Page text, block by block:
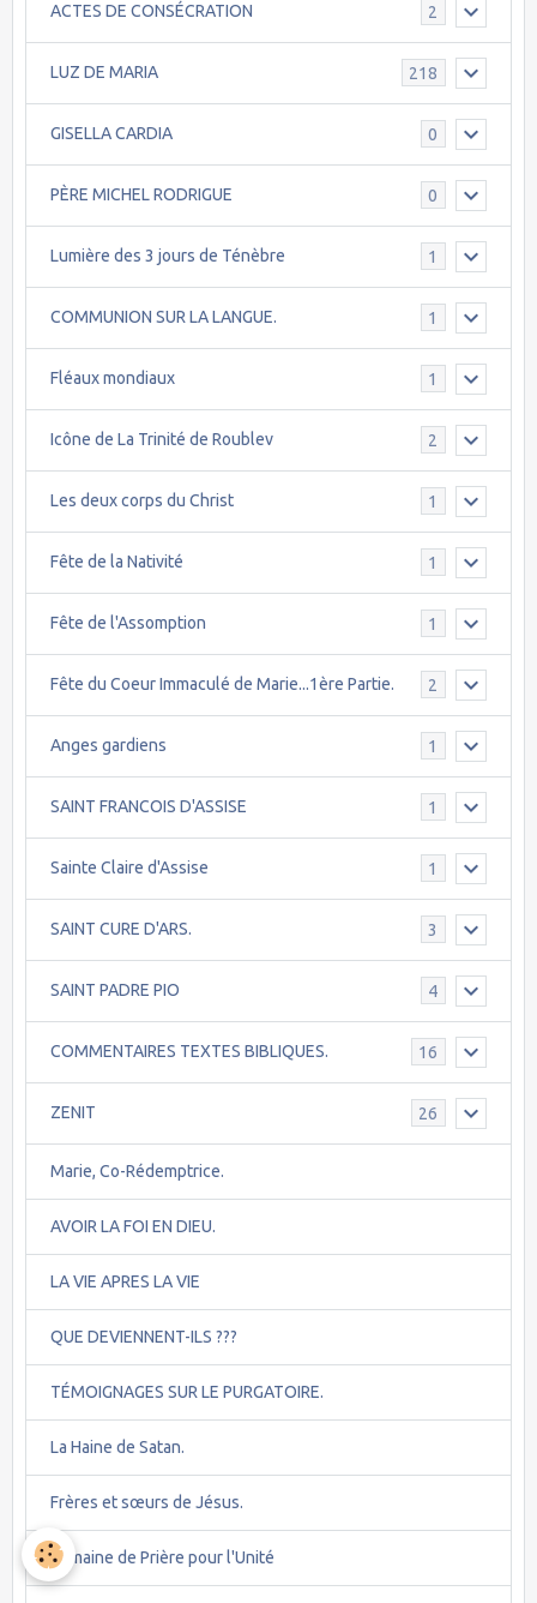
ACTES DE CONSÉCRATION 2
LUZ DE MARIA 218
GISELLA CARDIA 0
PÈRE MICHEL RODRIGUE 0
Lumière des 3 jours de Ténèbre 1
COMMUNION SUR LA LANGUE. 1
Fléaux mondiaux 1
Icône de La Trinité de Roublev 2
Les deux corps du Christ 1
Fête de la Nativité 1
Fête de l'Assomption 1
Fête du Coeur Immaculé de Marie...1ère Partie. 2
Anges gardiens 1
SAINT FRANCOIS D'ASSISE 1
Sainte Claire d'Assise 1
SAINT CURE D'ARS. 3
SAINT PADRE PIO 4
COMMENTAIRES TEXTES BIBLIQUES. 16
ZENIT 26
Marie, Co-Rédemptrice.
AVOIR LA FOI EN DIEU.
LA VIE APRES LA VIE
QUE DEVIENNENT-ILS ???
TÉMOIGNAGES SUR LE PURGATOIRE.
La Haine de Satan.
Frères et sœurs de Jésus.
Semaine de Prière pour l'Unité